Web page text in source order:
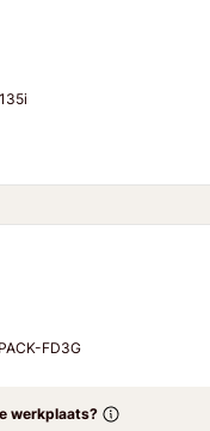
FD3G
werkplaats?